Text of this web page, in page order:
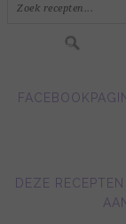
DEZE